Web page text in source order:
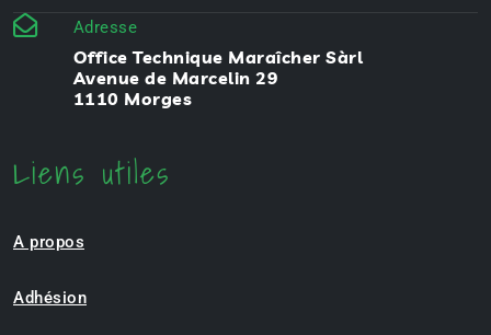
Adresse
Office Technique Maraîcher Sàrl
Avenue de Marcelin 29
1110 Morges
Liens utiles
A propos
Adhésion